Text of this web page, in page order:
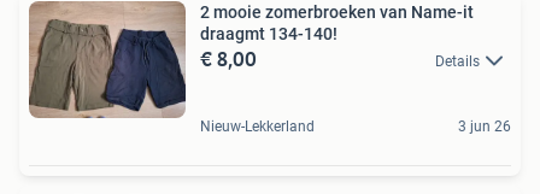
2 mooie zomerbroeken van Name-it
draagmt 134-140!
€ 8,00 Details
Nieuw-Lekkerland 3 jun 26